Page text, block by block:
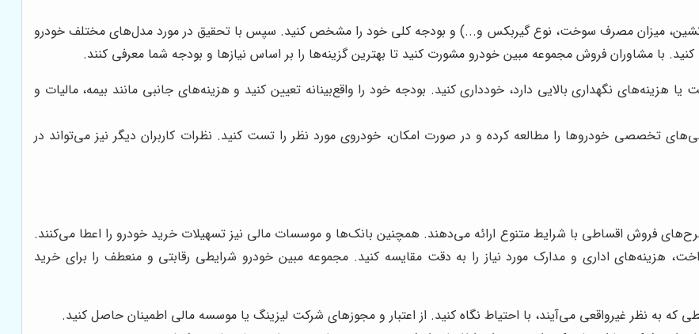
سرنشین، میزان مصرف سوخت، نوع گیربکس و...) و بودجه کلی خود را مشخص کنید. سپس با تحقیق در مورد مدل‌های مختلف خودرو
با مشاوران فروش مجموعه مبین خودرو مشورت کنید تا بهترین گزینه‌ها را بر اساس نیازها و بودجه شما معرفی کنند.
هزینه‌های نگهداری بالایی دارد، خودداری کنید. بودجه خود را واقع‌بینانه تعیین کنید و هزینه‌های جانبی مانند بیمه، مالیات و
تخصصی خودروها را مطالعه کرده و در صورت امکان، خودروی مورد نظر را تست کنید. نظرات کاربران دیگر نیز می‌تواند در
فروش اقساطی با شرایط متنوع ارائه می‌دهند. همچنین بانک‌ها و موسسات مالی نیز تسهیلات خرید خودرو را اعطا می‌کنند.
هزینه‌های اداری و مدارک مورد نیاز را به دقت مقایسه کنید. مجموعه مبین خودرو شرایطی رقابتی و منعطف را برای خرید
که به نظر غیرواقعی می‌آیند، با احتیاط نگاه کنید. از اعتبار و مجوزهای شرکت لیزینگ یا موسسه مالی اطمینان حاصل کنید.